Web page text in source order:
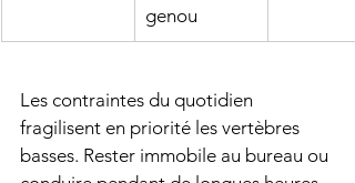
genou
Les contraintes du quotidien
fragilisent en priorité les vertèbres
basses. Rester immobile au bureau ou